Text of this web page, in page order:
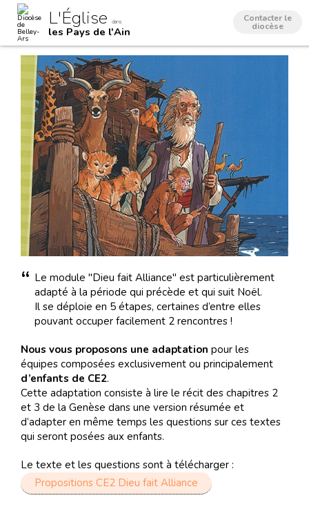
contenu.
navigation
Outils
personnels
L'Église dans
les Pays de l'Ain
Contacter le
diocèse
Le module "Dieu fait Alliance" est particulièrement
adapté à la période qui précède et qui suit Noël.
Il se déploie en 5 étapes, certaines d’entre elles
pouvant occuper facilement 2 rencontres !
Nous vous proposons une adaptation pour les
équipes composées exclusivement ou principalement
d’enfants de CE2.
Cette adaptation consiste à lire le récit des chapitres 2
et 3 de la Genèse dans une version résumée et
d’adapter en même temps les questions sur ces textes
qui seront posées aux enfants.
Le texte et les questions sont à télécharger :
Propositions CE2 Dieu fait Alliance